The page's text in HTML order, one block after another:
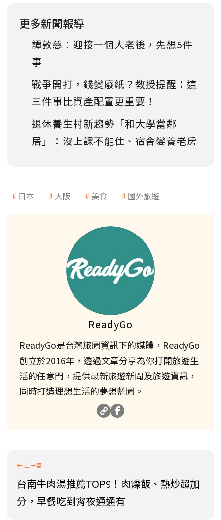
更多新聞報導
譚敦慈：迎接一個人老後，先想5件
事
戰爭開打，錢變廢紙？教授提醒：這
三件事比資產配置更重要！
退休養生村新趨勢「和大學當鄰
居」：沒上課不能住、宿舍變養老房
日本 大阪 美食 國外旅遊
ReadyGo
ReadyGo是台灣旅圖資訊下的媒體，ReadyGo
創立於2016年，透過文章分享為你打開旅遊生
活的任意門，提供最新旅遊新聞及旅遊資訊，
同時打造理想生活的夢想藍圖。
台南牛肉湯推薦TOP9！肉燥飯、熱炒超加
分，早餐吃到宵夜通通有